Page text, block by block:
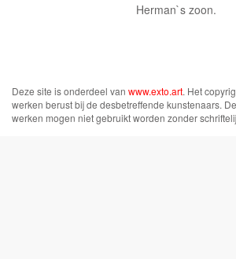
Herman`s zoon.
Deze site is onderdeel van www.exto.art. Het
werken berust bij de desbetreffende kunstenaars.
werken mogen niet gebruikt worden zonder